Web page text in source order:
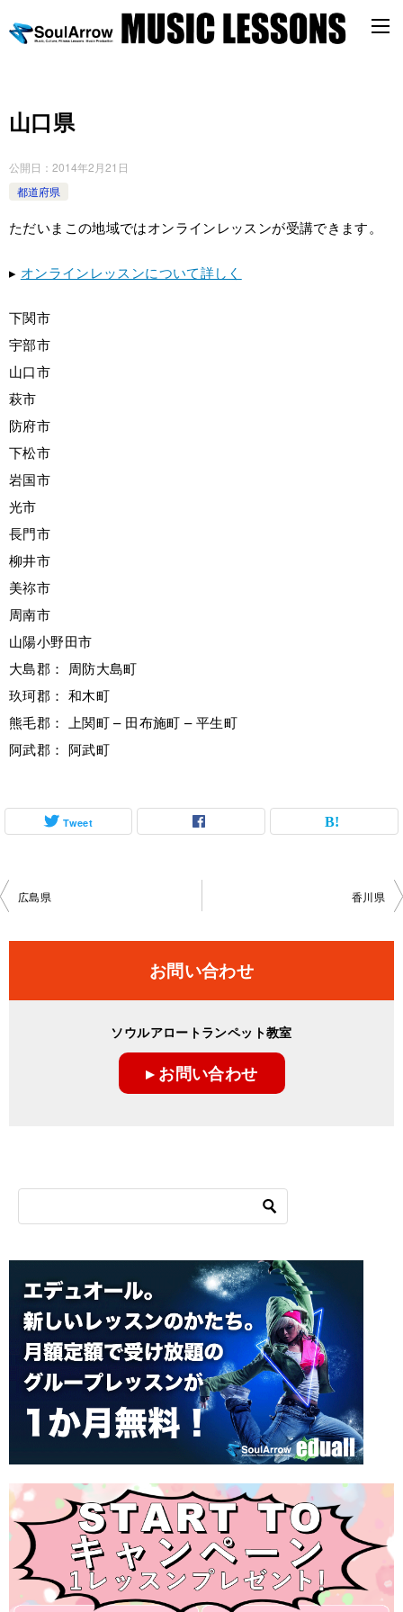
山口県
公開日： 2014年2月21日
都道府県
ただいまこの地域ではオンラインレッスンが受講できます。
▸ オンラインレッスンについて詳しく
下関市
宇部市
山口市
萩市
防府市
下松市
岩国市
光市
長門市
柳井市
美祢市
周南市
山陽小野田市
大島郡： 周防大島町
玖珂郡： 和木町
熊毛郡： 上関町 – 田布施町 – 平生町
阿武郡： 阿武町
Tweet
投
ビ
広島県 香川県
お問い合わせ
ソウルアロートランペット教室
▸ お問い合わせ